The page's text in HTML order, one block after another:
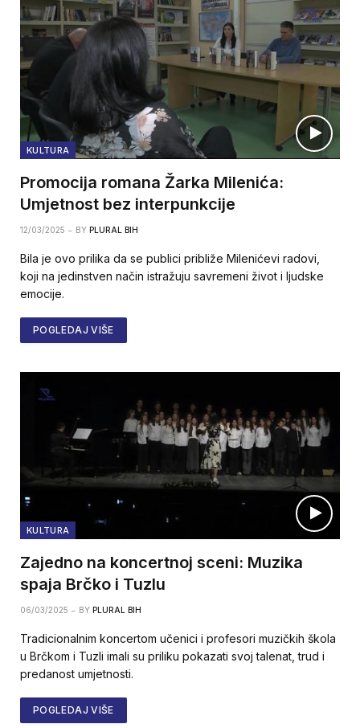
KULTURA
Promocija romana Žarka Milenića:
Umjetnost bez interpunkcije
12/03/2025 BY PLURAL BIH
Bila je ovo prilika da se publici približe Milenićevi radovi,
koji na jedinstven način istražuju savremeni život i ljudske
emocije.
POGLEDAJ VIŠE
KULTURA
Zajedno na koncertnoj sceni: Muzika
spaja Brčko i Tuzlu
06/03/2025 BY PLURAL BIH
Tradicionalnim koncertom učenici i profesori muzičkih škola
u Brčkom i Tuzli imali su priliku pokazati svoj talenat, trud i
predanost umjetnosti.
POGLEDAJ VIŠE